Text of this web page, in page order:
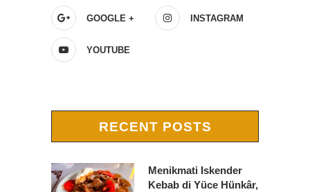
GOOGLE + INSTAGRAM
YOUTUBE
RECENT POSTS
Menikmati Iskender
Kebab di Yüce Hünkâr,